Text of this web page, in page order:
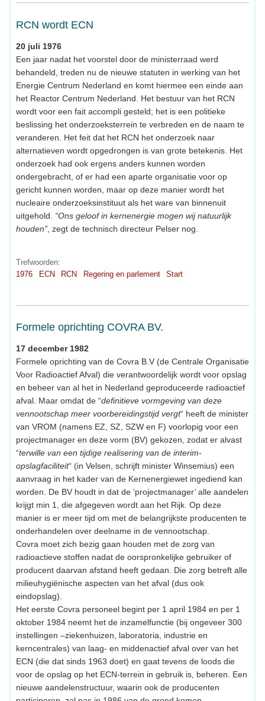
RCN wordt ECN
20 juli 1976
Een jaar nadat het voorstel door de ministerraad werd
behandeld, treden nu de nieuwe statuten in werking van het
Energie Centrum Nederland en komt hiermee een einde aan
het Reactor Centrum Nederland. Het bestuur van het RCN
wordt voor een fait accompli gesteld; het is een politieke
beslissing het onderzoeksterrein te verbreden en de naam te
veranderen. Het feit dat het RCN het onderzoek naar
alternatieven wordt opgedrongen is van grote betekenis. Het
onderzoek had ook ergens anders kunnen worden
ondergebracht, of er had een aparte organisatie voor op
gericht kunnen worden, maar op deze manier wordt het
nucleaire onderzoeksinstituut als het ware van binnenuit
uitgehold. “Ons geloof in kernenergie mogen wij natuurlijk
houden” , zegt de technisch directeur Pelser nog.
Trefwoorden:
1976
ECN RCN Regering en parlement Start
Formele oprichting COVRA BV.
17 december 1982
Formele oprichting van de Covra B.V (de Centrale Organisatie
Voor Radioactief Afval) die verantwoordelijk wordt voor opslag
en beheer van al het in Nederland geproduceerde radioactief
afval. Maar omdat de “definitieve vormgeving van deze
vennootschap meer voorbereidingstijd vergt“ heeft de minister
van VROM (namens EZ, SZ, SZW en F) voorlopig voor een
projectmanager en deze vorm (BV) gekozen, zodat er alvast
“terwille van een tijdige realisering van de interim-
opslagfaciliteit“ (in Velsen, schrijft minister Winsemius) een
aanvraag in het kader van de Kernenergiewet ingediend kan
worden. De BV houdt in dat de ‘projectmanager’ alle aandelen
krijgt min 1, die afgegeven wordt aan het Rijk. Op deze
manier is er meer tijd om met de belangrijkste producenten te
onderhandelen over deelname in de vennootschap.
Covra moet zich bezig gaan houden met de zorg van
radioactieve stoffen nadat de oorspronkelijke gebruiker of
producent daarvan afstand heeft gedaan. Die zorg betreft alle
milieuhygiënische aspecten van het afval (dus ook
eindopslag).
Het eerste Covra personeel begint per 1 april 1984 en per 1
oktober 1984 neemt het de inzamelfunctie (bij ongeveer 300
instellingen –ziekenhuizen, laboratoria, industrie en
kerncentrales) van laag- en middenactief afval over van het
ECN (die dat sinds 1963 doet) en gaat tevens de loods die
voor de opslag op het ECN-terrein in gebruik is, beheren. Een
nieuwe aandelenstructuur, waarin ook de producenten